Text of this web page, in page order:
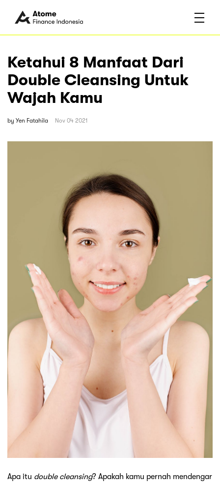
Ketahui 8 Manfaat Dari
Double Cleansing Untuk
Wajah Kamu
by Yen Fatahila Nov 04 2021
Apa itu double cleansing? Apakah kamu pernah mendengar